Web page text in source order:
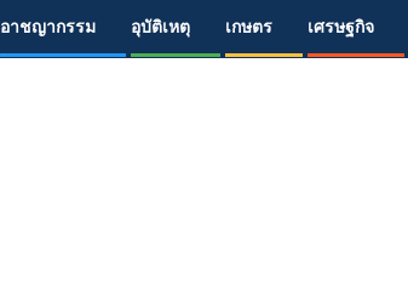
อาชญากรรม อุบัติเหตุ เกษตร เศรษฐกิจ